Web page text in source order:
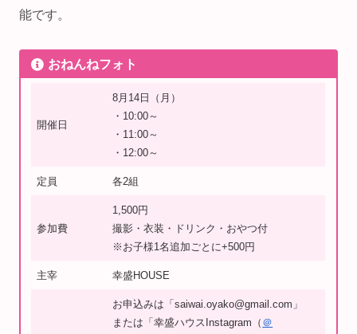
能です。
おねんねフォト
開催日
8月14日（月）
・10:00～
・11:00～
・12:00～
定員 各2組
参加費
1,500円
撮影・衣装・ドリンク・おやつ付
※お子様1名追加ごとに+500円
主宰 幸盛HOUSE
お申込みは「saiwai.oyako@gmail.com」
または「幸盛ハウスInstagram（ ＠